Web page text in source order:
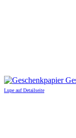
Lupe auf Detailseite